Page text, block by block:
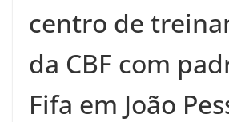
centro de
da CBF com
Fifa em João